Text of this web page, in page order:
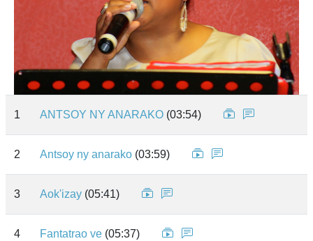
1 ANTSOY NY ANARAKO (03:54)
2 Antsoy ny anarako (03:59)
3 Aok'izay (05:41)
4 Fantatrao ve (05:37)